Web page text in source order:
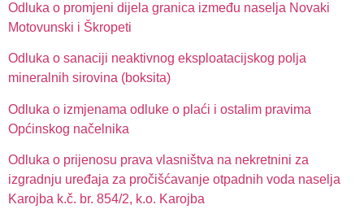
Odluka o promjeni dijela granica između naselja Novaki
Motovunski i Škropeti
Odluka o sanaciji neaktivnog eksploatacijskog polja
mineralnih sirovina (boksita)
Odluka o izmjenama odluke o plaći i ostalim pravima
Općinskog načelnika
Odluka o prijenosu prava vlasništva na nekretnini za
izgradnju uređaja za pročišćavanje otpadnih voda naselja
Karojba k.č. br. 854/2, k.o. Karojba